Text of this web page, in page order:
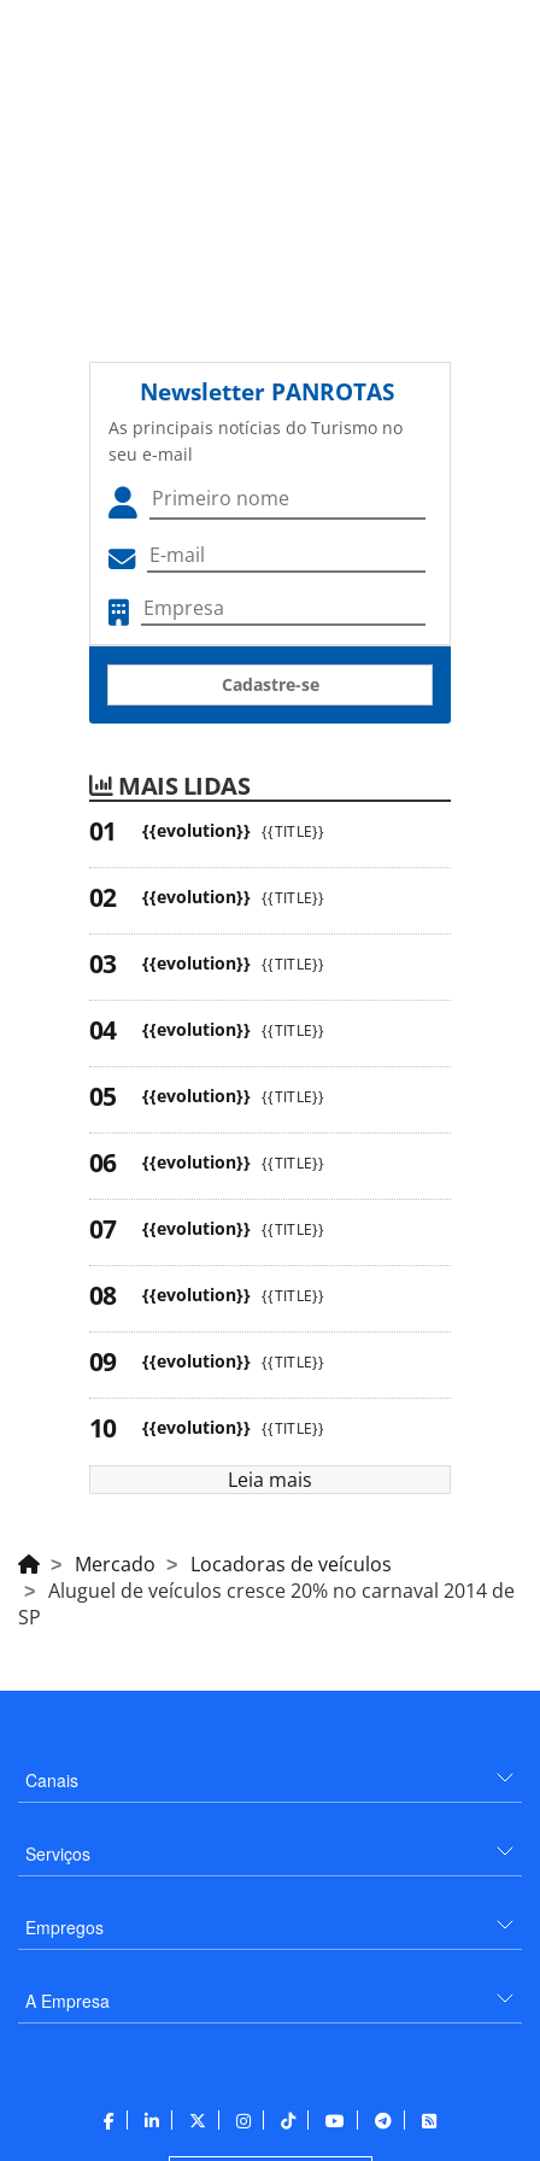
Newsletter PANROTAS
As principais notícias do Turismo no
seu e-mail
Cadastre-se
MAIS LIDAS
{{evolution}} {{TITLE}}
{{evolution}} {{TITLE}}
{{evolution}} {{TITLE}}
{{evolution}} {{TITLE}}
{{evolution}} {{TITLE}}
{{evolution}} {{TITLE}}
{{evolution}} {{TITLE}}
{{evolution}} {{TITLE}}
{{evolution}} {{TITLE}}
{{evolution}} {{TITLE}}
Leia mais
Mercado
Locadoras de veículos
Aluguel de veículos cresce 20% no carnaval 2014 de
SP
Canais
Serviços
Empregos
A Empresa